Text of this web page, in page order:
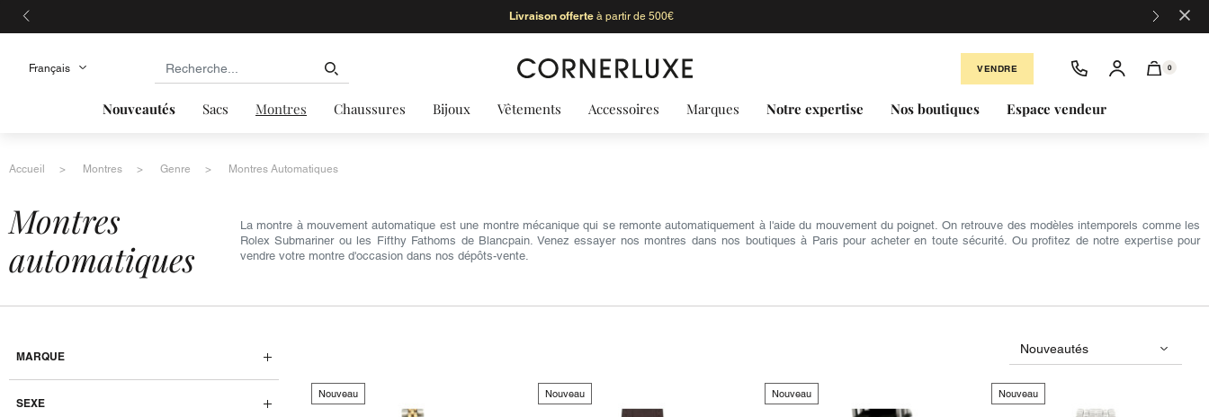
Livraison offerteà partir de 500€ ×
VENDRE 0
Nouveautés Sacs Montres Chaussures Bijoux Vêtements Accessoires Marques Notre expertise Nos boutiques Espace vendeur
Accueil Montres Genre Montres Automatiques
montres
automatiques
La montre à mouvement automatique est une montre mécanique qui se remonte automatiquement à l'aide du mouvement du poignet. On retrouve des modèles intemporels comme les
Rolex Submariner ou les Fifthy Fathoms de Blancpain. Venez essayer nos montres dans nos boutiques à Paris pour acheter en toute sécurité. Ou profitez de notre expertise pour
vendre votre montre d'occasion dans nos dépôts-vente.
MARQUE
SEXE
Nouveau Nouveau Nouveau Nouveau